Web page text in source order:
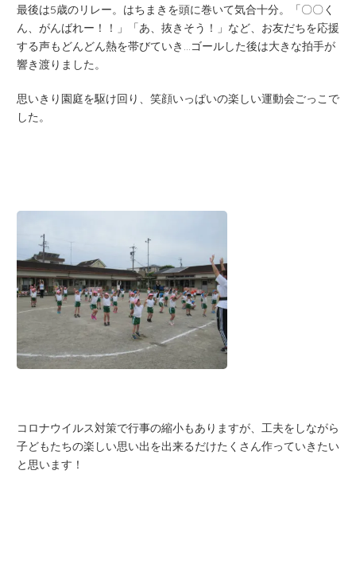
最後は5歳のリレー。はちまきを頭に巻いて気合十分。「〇〇く
ん、がんばれー！！」「あ、抜きそう！」など、お友だちを応援
する声もどんどん熱を帯びていき…ゴールした後は大きな拍手が
響き渡りました。
思いきり園庭を駆け回り、笑顔いっぱいの楽しい運動会ごっこで
した。
コロナウイルス対策で行事の縮小もありますが、工夫をしながら
子どもたちの楽しい思い出を出来るだけたくさん作っていきたい
と思います！